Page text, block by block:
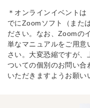
＊オンラインイベント
でにZoomソフト（また
ださい。なお、Zoomの
単なマニュアルをご用意
さい。大変恐縮ですが
ついての個別のお問い合
いただきますようお願い